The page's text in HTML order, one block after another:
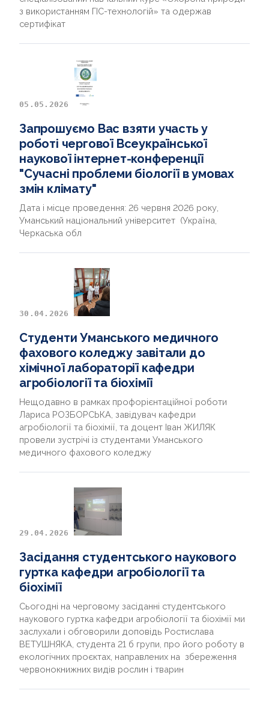
з використанням ГІС-технологій» та одержав
сертифікат
05.05.2026
Запрошуємо Вас взяти участь у
роботі чергової Всеукраїнської
наукової інтернет-конференції
"Сучасні проблеми біології в умовах
змін клімату"
Дата і місце проведення: 26 червня 2026 року,
Уманський національний університет (Україна,
Черкаська обл
30.04.2026
Студенти Уманського медичного
фахового коледжу завітали до
хімічної лабораторії кафедри
агробіології та біохімії
Нещодавно в рамках профорієнтаційної роботи
Лариса РОЗБОРСЬКА, завідувач кафедри
агробіології та біохімії, та доцент Іван ЖИЛЯК
провели зустрічі із студентами Уманського
медичного фахового коледжу
29.04.2026
Засідання студентського наукового
гуртка кафедри агробіології та
біохімії
Сьогодні на черговому засіданні студентського
наукового гуртка кафедри агробіології та біохімії ми
заслухали і обговорили доповідь Ростислава
ВЕТУШНЯКА, студента 21 б групи, про його роботу в
екологічних проєктах, направлених на збереження
червонокнижних видів рослин і тварин